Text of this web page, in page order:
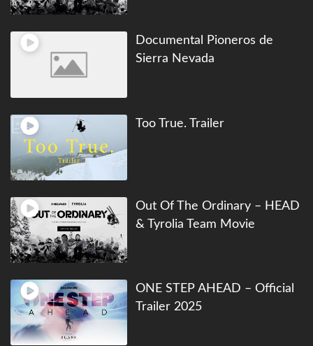
Documental Pioneros de
Sierra Nevada
Too True. Trailer
Out Of The Ordinary – HEAD
& Tyrolia Team Movie
ONE STEP AHEAD – Official
Trailer 2025